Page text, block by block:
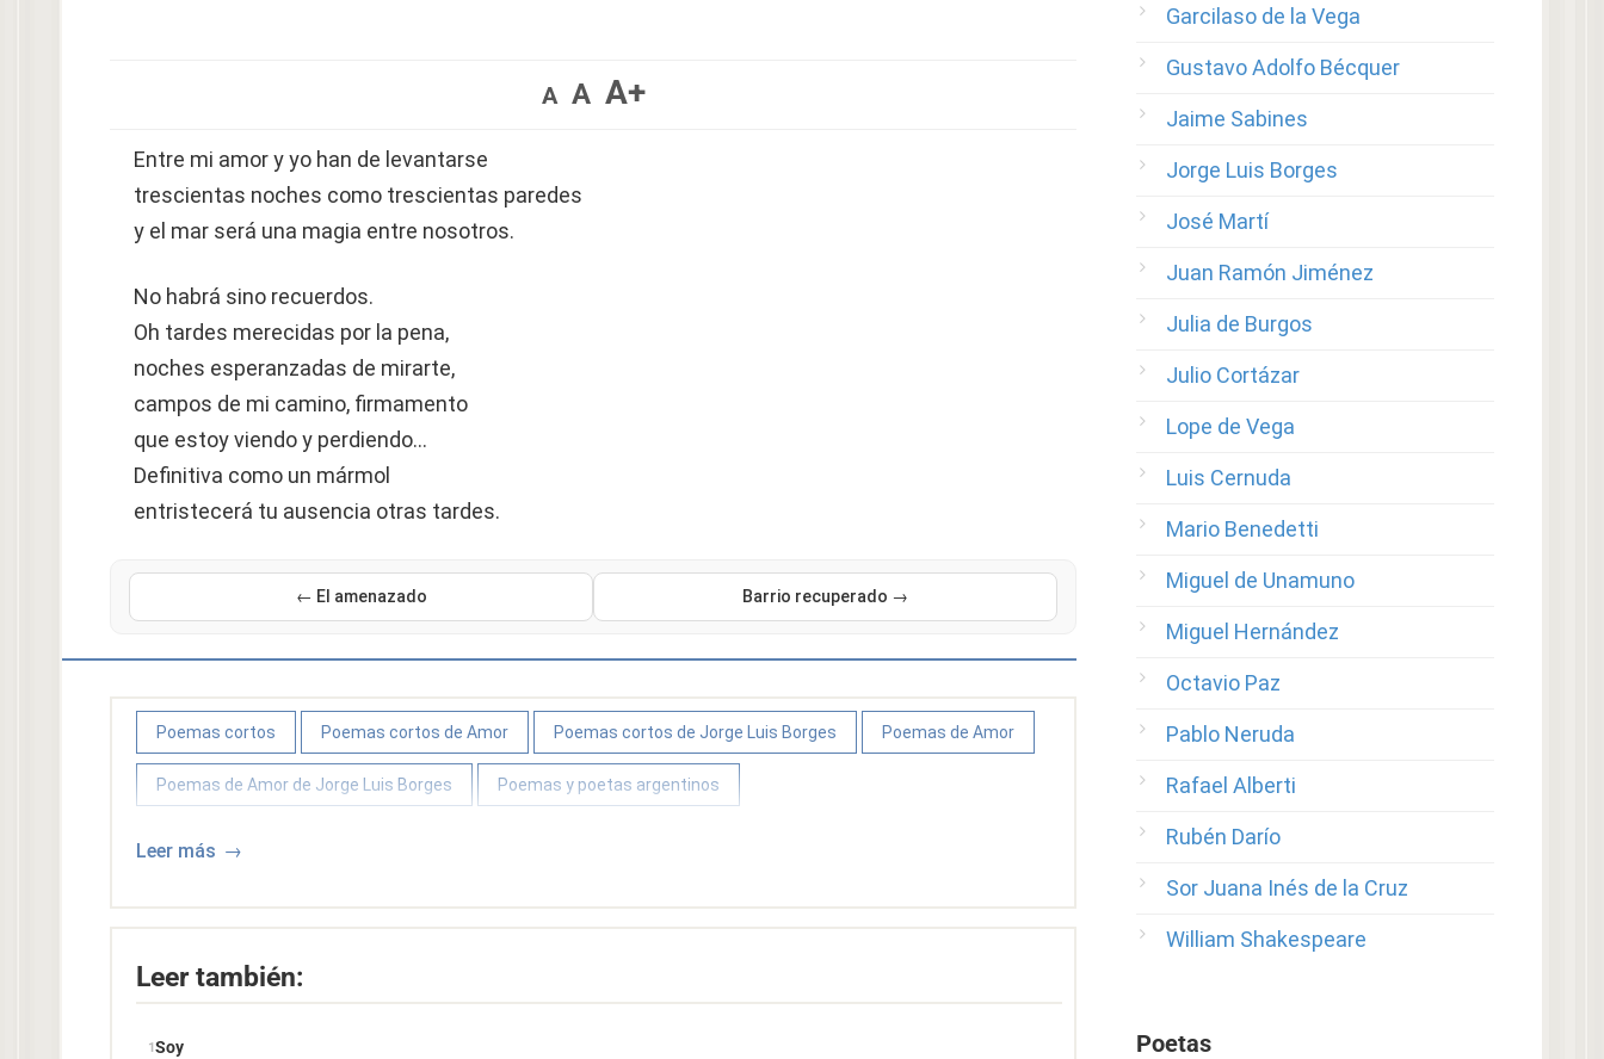
A A A+
Entre mi amor y yo han de levantarse
trescientas noches como trescientas paredes
y el mar será una magia entre nosotros.
No habrá sino recuerdos.
Oh tardes merecidas por la pena,
noches esperanzadas de mirarte,
campos de mi camino, firmamento
que estoy viendo y perdiendo…
Definitiva como un mármol
entristecerá tu ausencia otras tardes.
← El amenazado Barrio recuperado →
Poemas cortos Poemas cortos de Amor Poemas cortos de Jorge Luis Borges Poemas de Amor
Poemas de Amor de Jorge Luis Borges Poemas y poetas argentinos
Leer más
Leer también:
Soy
Garcilaso de la Vega
Gustavo Adolfo Bécquer
Jaime Sabines
Jorge Luis Borges
José Martí
Juan Ramón Jiménez
Julia de Burgos
Julio Cortázar
Lope de Vega
Luis Cernuda
Mario Benedetti
Miguel de Unamuno
Miguel Hernández
Octavio Paz
Pablo Neruda
Rafael Alberti
Rubén Darío
Sor Juana Inés de la Cruz
William Shakespeare
Poetas